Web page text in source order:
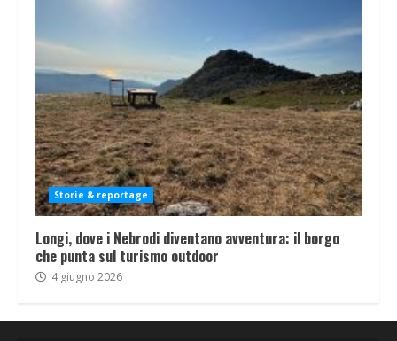
Storie & reportage
Longi, dove i Nebrodi diventano avventura: il borgo
che punta sul turismo outdoor
4 giugno 2026